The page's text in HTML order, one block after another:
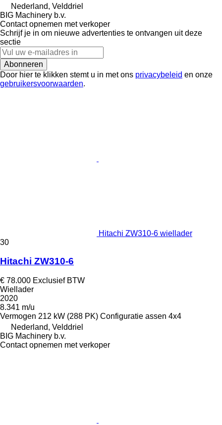
Nederland, Velddriel
BIG Machinery b.v.
Contact opnemen met verkoper
Schrijf je in om nieuwe advertenties te ontvangen uit deze
sectie
Abonneren
Door hier te klikken stemt u in met ons privacybeleid en onze
gebruikersvoorwaarden.
Hitachi ZW310-6 wiellader
30
Hitachi ZW310-6
€ 78.000 Exclusief BTW
Wiellader
2020
8.341 m/u
Vermogen 212 kW (288 PK) Configuratie assen 4x4
Nederland, Velddriel
BIG Machinery b.v.
Contact opnemen met verkoper